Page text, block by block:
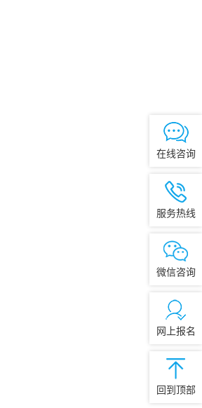
在线咨询
服务热线
微信咨询
网上报名
回到顶部